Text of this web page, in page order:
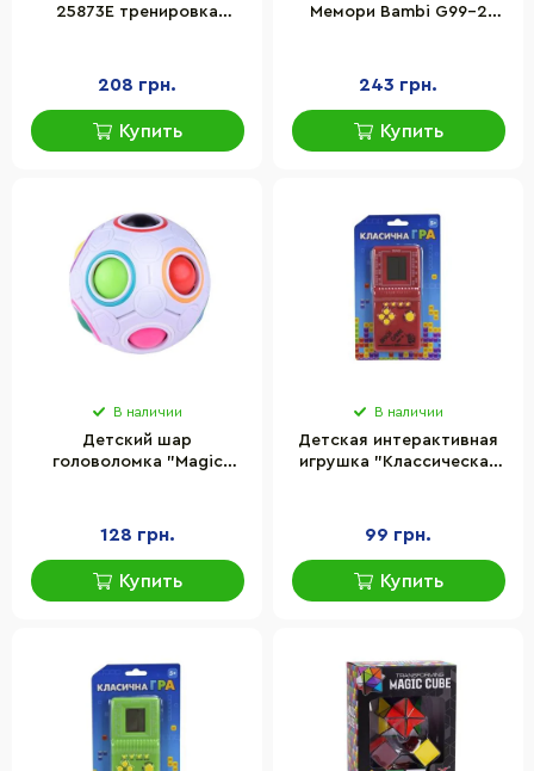
25873E тренировка
208 грн.
Купить
Мемори Bambi G99-2
243 грн.
Купить
В наличии
Детский шар
головоломка "Magic
128 грн.
Купить
В наличии
Детская интерактивная
игрушка "Классическая
99 грн.
Купить